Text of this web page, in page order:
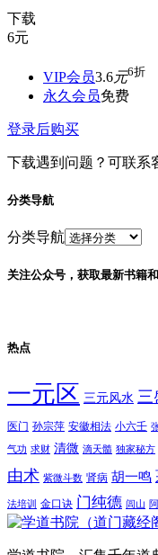
下载
6元
VIP会员3.6元6折
永久会员免费
登录后购买
下载遇到问题？可联系
分类导航
分类导航
关注公众号，获取最新书籍
热点
一元区 三元风水 三
医门 孙宗萍 安徽相法 小六壬
气功 求财 清微 滴天髓 独家秘方
由术 紫微斗数 肾病 胡一鸣
法培训 金口诀 门纯德 闾山